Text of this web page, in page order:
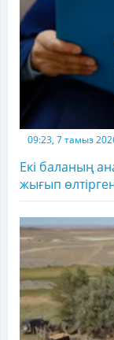
09:23, 7 тамыз
Екі баланың
жығып